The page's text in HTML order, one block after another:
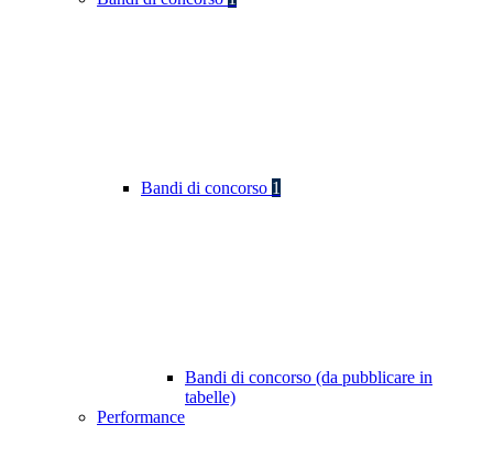
Bandi di concorso 1
Bandi di concorso (da pubblicare in
tabelle)
Performance